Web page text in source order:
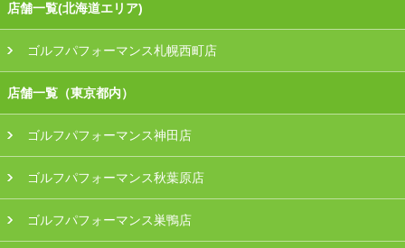
店舗一覧(北海道エリア)
ゴルフパフォーマンス札幌西町店
店舗一覧（東京都内）
ゴルフパフォーマンス神田店
ゴルフパフォーマンス秋葉原店
ゴルフパフォーマンス巣鴨店